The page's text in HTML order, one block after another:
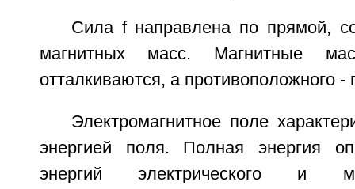
Сила f направлена по прямой,
магнитных масс. Магнитные
отталкиваются, а противоположного -
Электромагнитное поле
энергией поля. Полная энергия
энергий электрического и